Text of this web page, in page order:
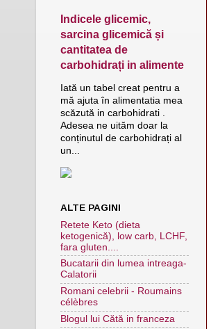
Indicele glicemic,
sarcina glicemică și
cantitatea de
carbohidrați in alimente
Iată un tabel creat pentru a
mă ajuta în alimentatia mea
scăzută in carbohidrati .
Adesea ne uităm doar la
conținutul de carbohidrați al
un...
ALTE PAGINI
Retete Keto (dieta
ketogenică), low carb, LCHF,
fara gluten....
Bucatarii din lumea intreaga-
Calatorii
Romani celebrii - Roumains
célèbres
Blogul lui Cătă in franceza